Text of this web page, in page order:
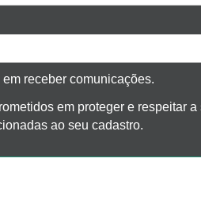
em receber comunicações.
em proteger e respeitar
ao seu cadastro.